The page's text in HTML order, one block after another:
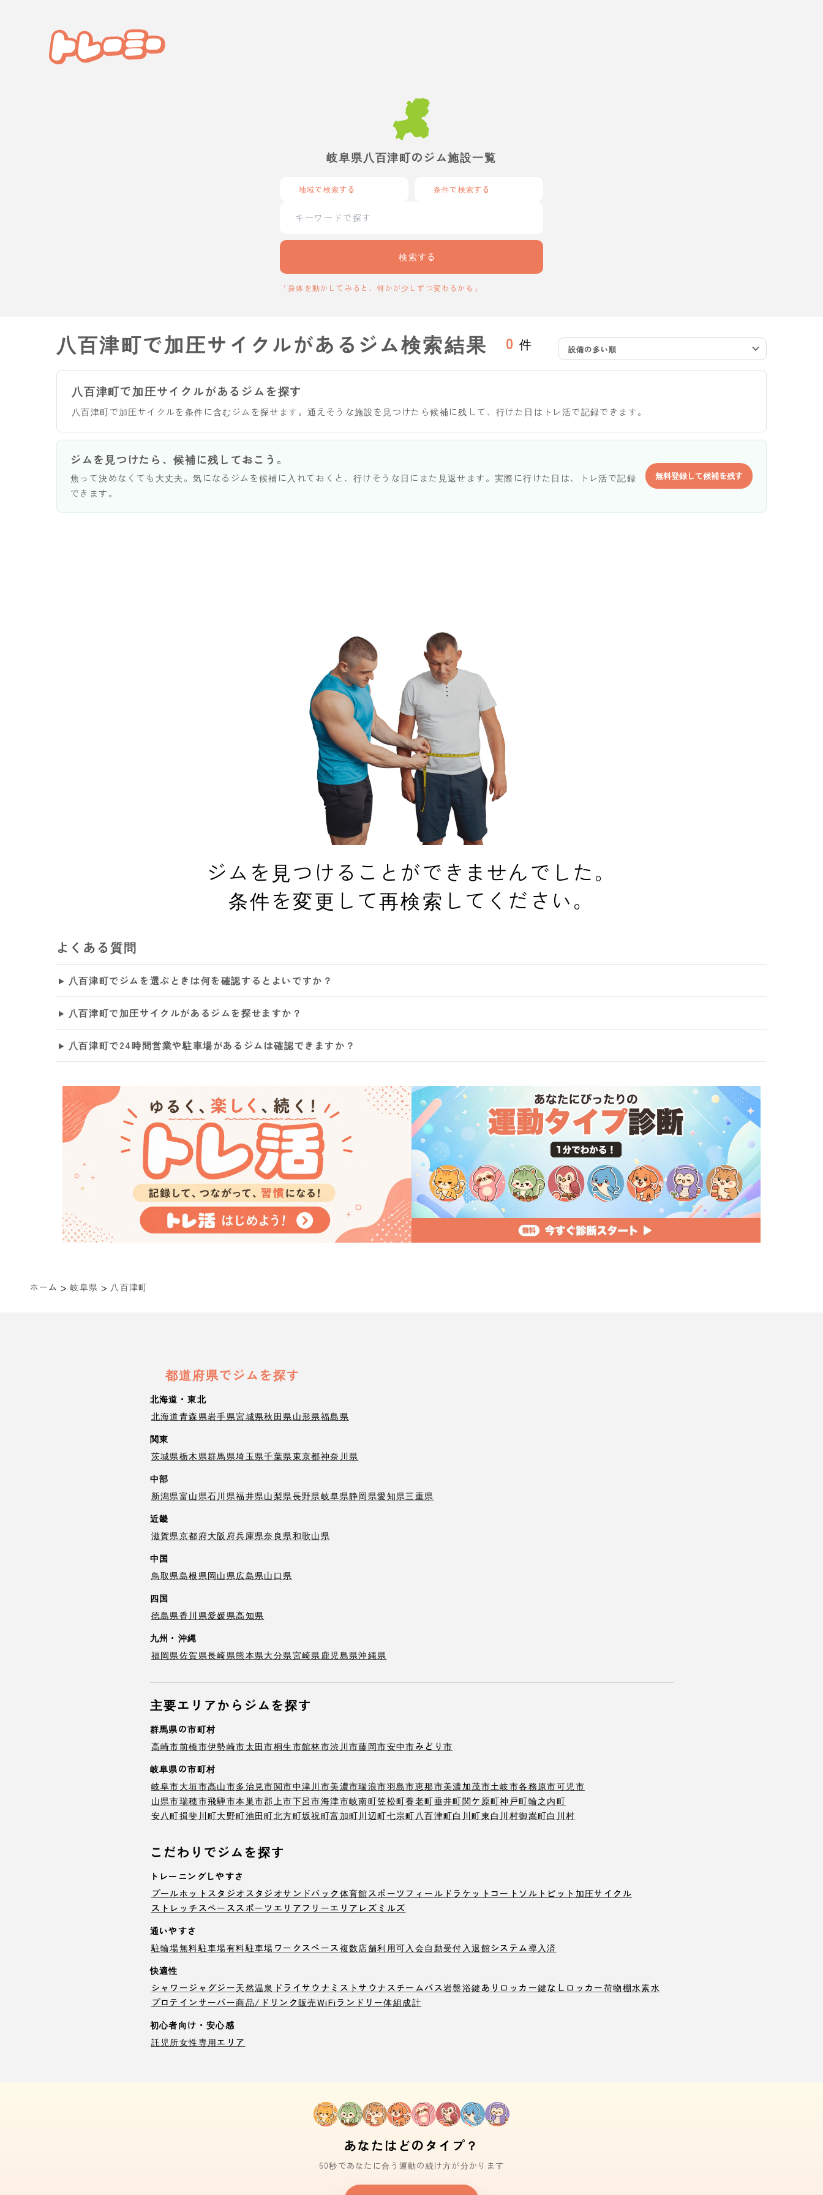
岐阜県八百津町のジム施設一覧
地域で検索する 条件で検索する
検索する
「身体を動かしてみると、何かが少しずつ変わるかも」
八百津町で加圧サイクルがあるジム検索結果 0 件 設備の多い順
八百津町で加圧サイクルがあるジムを探す
八百津町で加圧サイクルを条件に含むジムを探せます。通えそうな施設を見つけたら候補に残して、行けた日はトレ活で記録できます。
ジムを見つけたら、候補に残しておこう。
焦って決めなくても大丈夫。気になるジムを候補に入れておくと、行けそうな日にまた見返せます。実際に行けた日は、トレ活で記録
できます。
無料登録して候補を残す
ジムを見つけることができませんでした。
条件を変更して再検索してください。
よくある質問
八百津町でジムを選ぶときは何を確認するとよいですか？
八百津町で加圧サイクルがあるジムを探せますか？
八百津町で24時間営業や駐車場があるジムは確認できますか？
ホーム > 岐阜県 > 八百津町
都道府県でジムを探す
北海道・東北
北海道青森県岩手県宮城県秋田県山形県福島県
関東
茨城県栃木県群馬県埼玉県千葉県東京都神奈川県
中部
新潟県富山県石川県福井県山梨県長野県岐阜県静岡県愛知県三重県
近畿
滋賀県京都府大阪府兵庫県奈良県和歌山県
中国
鳥取県島根県岡山県広島県山口県
四国
徳島県香川県愛媛県高知県
九州・沖縄
福岡県佐賀県長崎県熊本県大分県宮崎県鹿児島県沖縄県
主要エリアからジムを探す
群馬県の市町村
高崎市前橋市伊勢崎市太田市桐生市館林市渋川市藤岡市安中市みどり市
岐阜県の市町村
岐阜市大垣市高山市多治見市関市中津川市美濃市瑞浪市羽島市恵那市美濃加茂市土岐市各務原市可児市
山県市瑞穂市飛騨市本巣市郡上市下呂市海津市岐南町笠松町養老町垂井町関ケ原町神戸町輪之内町
安八町揖斐川町大野町池田町北方町坂祝町富加町川辺町七宗町 八百津町白川町東白川村御嵩町白川村
こだわりでジムを探す
トレーニングしやすさ
プールホットスタジオ スタジオサンドバック 体育館スポーツフィールド ラケットコート ソルトピット 加圧サイクル
ストレッチスペーススポーツエリア フリーエリア レズミルズ
通いやすさ
駐輪場無料駐車場有料駐車場 ワークスペース複数店舗利用可入会自動受付 入退館システム導入済
快適性
シャワージャグジー天然温泉 ドライサウナ ミストサウナ スチームバス岩盤浴鍵ありロッカー鍵なしロッカー荷物棚水素水
プロテインサーバー商品/ドリンク販売WiFi ランドリー体組成計
初心者向け・安心感
託児所女性専用エリア
あなたはどのタイプ？
60秒であなたに合う運動の続け方が分かります